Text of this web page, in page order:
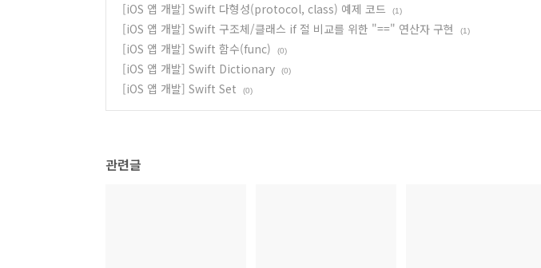
[iOS 앱 개발] Swift 다형성(protocol, class) 예제 코드
(1)
[iOS 앱 개발] Swift 구조체/클래스 if 절 비교를 위한 "==" 연산자 구현 (1)
[iOS 앱 개발] Swift 함수(func) (0)
[iOS 앱 개발] Swift Dictionary (0)
[iOS 앱 개발] Swift Set (0)
관련글